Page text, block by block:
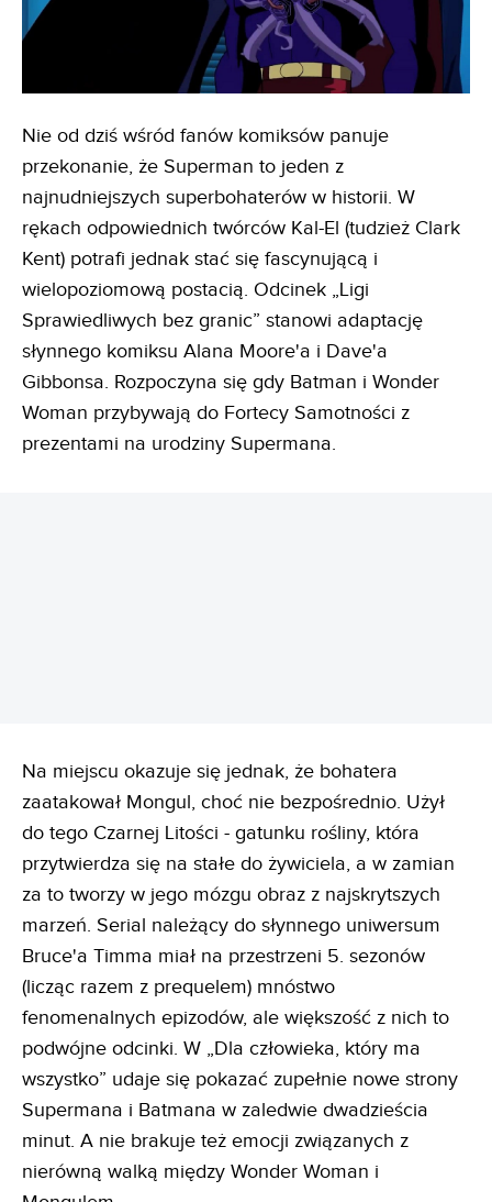
Nie od dziś wśród fanów komiksów panuje
przekonanie, że Superman to jeden z
najnudniejszych superbohaterów w historii. W
rękach odpowiednich twórców Kal-El (tudzież Clark
Kent) potrafi jednak stać się fascynującą i
wielopoziomową postacią. Odcinek „Ligi
Sprawiedliwych bez granic” stanowi adaptację
słynnego komiksu Alana Moore'a i Dave'a
Gibbonsa. Rozpoczyna się gdy Batman i Wonder
Woman przybywają do Fortecy Samotności z
prezentami na urodziny Supermana.
Na miejscu okazuje się jednak, że bohatera
zaatakował Mongul, choć nie bezpośrednio. Użył
do tego Czarnej Litości - gatunku rośliny, która
przytwierdza się na stałe do żywiciela, a w zamian
za to tworzy w jego mózgu obraz z najskrytszych
marzeń. Serial należący do słynnego uniwersum
Bruce'a Timma miał na przestrzeni 5. sezonów
(licząc razem z prequelem) mnóstwo
fenomenalnych epizodów, ale większość z nich to
podwójne odcinki. W „Dla człowieka, który ma
wszystko” udaje się pokazać zupełnie nowe strony
Supermana i Batmana w zaledwie dwadzieścia
minut. A nie brakuje też emocji związanych z
nierówną walką między Wonder Woman i